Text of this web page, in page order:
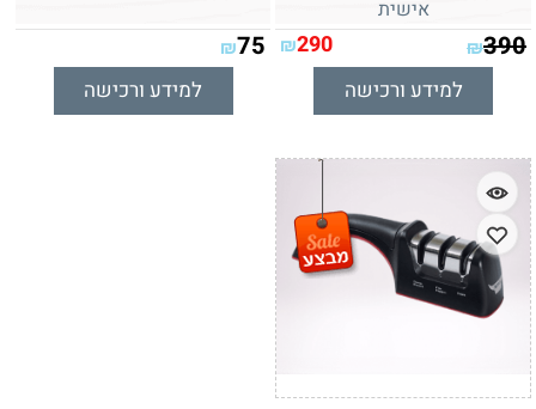
אישית
₪390
₪290
למידע ורכישה
₪75
למידע ורכישה